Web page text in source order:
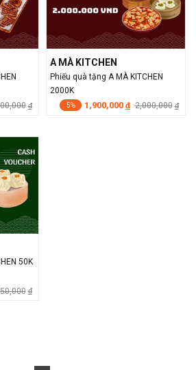
đ
A MÀ KITCHEN
Phiếu quà tặng A MÀ KITCHEN
2000K
5% 1,900,000 đ 2,000,000 đ
50K
50,000 đ